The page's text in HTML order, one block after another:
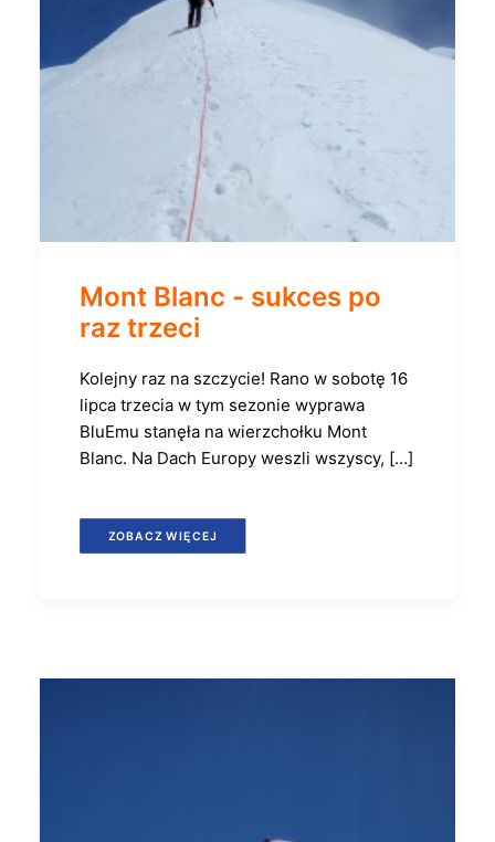
Mont Blanc - sukces po
raz trzeci
Kolejny raz na szczycie! Rano w sobotę 16
lipca trzecia w tym sezonie wyprawa
BluEmu stanęła na wierzchołku Mont
Blanc. Na Dach Europy weszli wszyscy, […]
ZOBACZ WIĘCEJ